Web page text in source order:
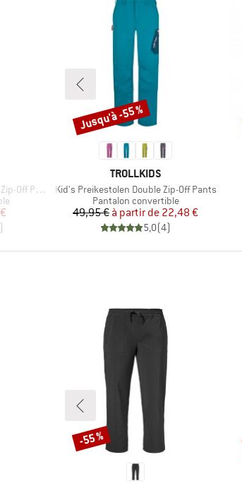
Light
MARQUE
TROLLKIDS
Article
Kid's Preikestolen Double Zip-Off Pants
Product group
Pantalon convertible
Prix
49,95 € Prix réduit
à partir de 22,48 €
5,0(4)
Remise
Jusqu'à -55 %
Remise
-55 %